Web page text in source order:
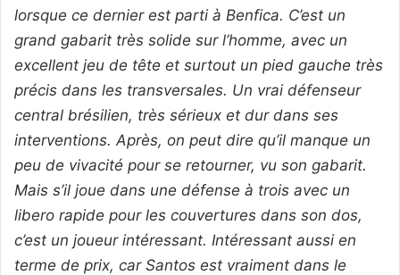
lorsque ce dernier est parti à Benfica. C’est un
grand gabarit très solide sur l’homme, avec un
excellent jeu de tête et surtout un pied gauche très
précis dans les transversales. Un vrai défenseur
central brésilien, très sérieux et dur dans ses
interventions. Après, on peut dire qu’il manque un
peu de vivacité pour se retourner, vu son gabarit.
Mais s’il joue dans une défense à trois avec un
libero rapide pour les couvertures dans son dos,
c’est un joueur intéressant. Intéressant aussi en
terme de prix, car Santos est vraiment dans le